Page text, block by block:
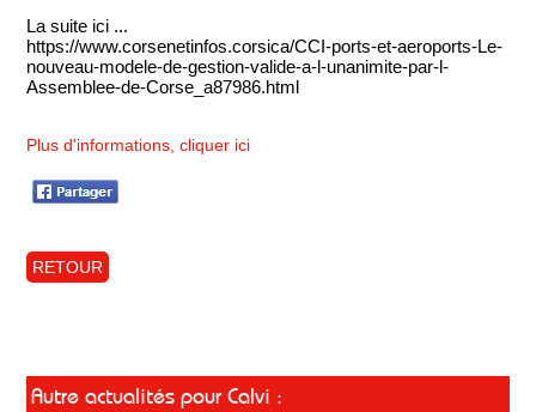
La suite ici ...
https://www.corsenetinfos.corsica/CCI-ports-et-aeroports-Le-
nouveau-modele-de-gestion-valide-a-l-unanimite-par-l-
Assemblee-de-Corse_a87986.html
Plus d'informations, cliquer ici
RETOUR
Autre actualités pour Calvi :